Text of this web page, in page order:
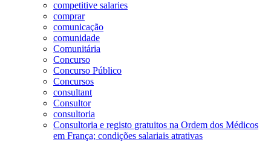
competitive salaries
comprar
comunicação
comunidade
Comunitária
Concurso
Concurso Público
Concursos
consultant
Consultor
consultoria
Consultoria e registo gratuitos na Ordem dos Médicos
em França; condições salariais atrativas